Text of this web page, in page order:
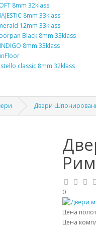
8mm 32klass
8mm 33klass
12mm 33klass
Black 8mm 33klass
8mm 33klass
classic 8mm 32klass
Двери
0
Цена
Цена